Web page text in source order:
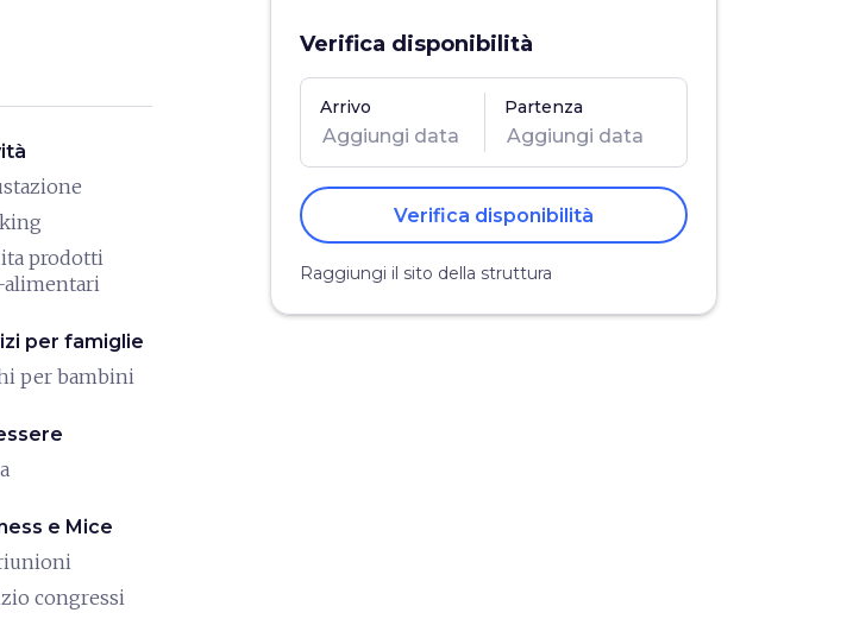
prodotti
alimentari
per famiglie
per bambini
e Mice
congressi
Verifica disponibilità
Arrivo Partenza
Verifica disponibilità
Raggiungi il sito della struttura